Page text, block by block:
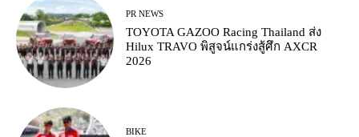
PR NEWS
TOYOTA GAZOO Racing Thailand ส่ง
Hilux TRAVO พิสูจน์แกร่งสู้ศึก AXCR
2026
BIKE